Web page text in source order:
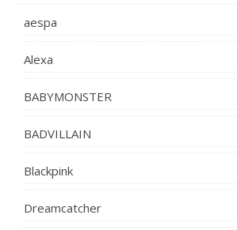
aespa
Alexa
BABYMONSTER
BADVILLAIN
Blackpink
Dreamcatcher